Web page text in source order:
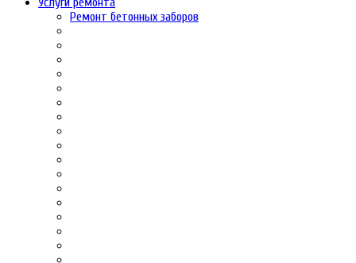
Ремонт бетонных заборов